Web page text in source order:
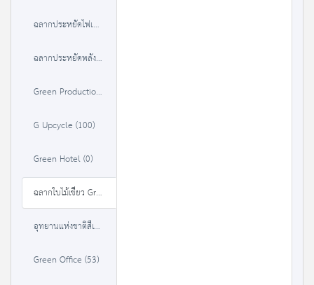
ฉลากประหยัดไฟเบอร์ 5 (9302)
ฉลากประหยัดพลังงานประสิทธิภาพสูง (3238)
Green Production (22)
G Upcycle (100)
Green Hotel (0)
ฉลากใบไม้เขียว Green Leaf (0)
อุทยานแห่งชาติสีเขียว (37)
Green Office (53)